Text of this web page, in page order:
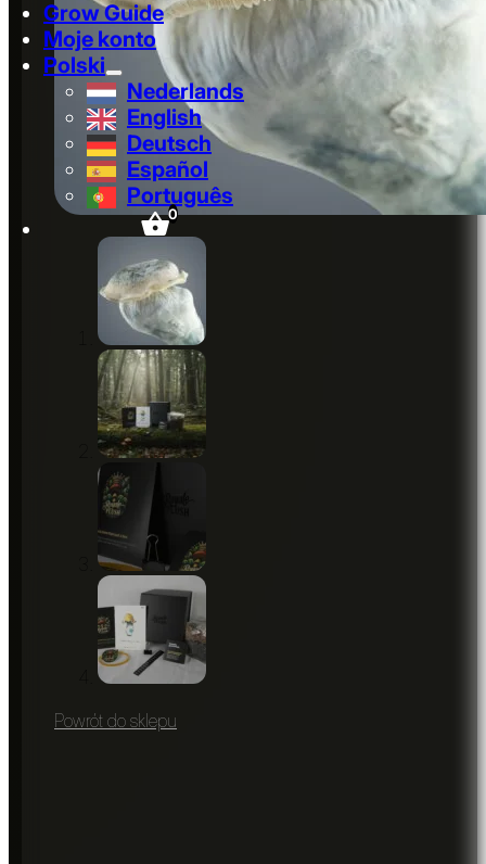
Grow Guide
Moje konto
Polski
Nederlands
English
Deutsch
Español
Português
0
Powrót do sklepu